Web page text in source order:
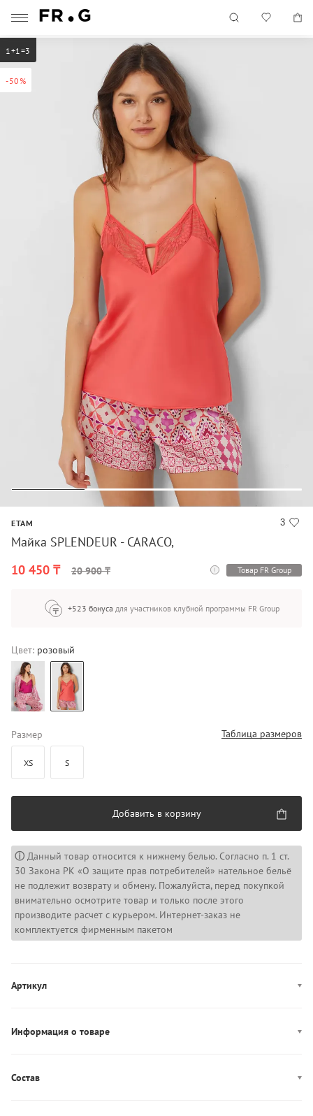
-50%
1+1=3
3
ETAM
Майка SPLENDEUR - CARACO,
10 450 ₸
20 900 ₸ Товар FR Group
+523 бонуса для участников клубной программы FR Group
Цвет: розовый
Размер Таблица размеров
XS S
Добавить в корзину
ⓘ Данный товар относится к нижнему белью. Согласно п. 1 ст.
30 Закона РК «О защите прав потребителей» нательное бельё
не подлежит возврату и обмену. Пожалуйста, перед покупкой
внимательно осмотрите товар и только после этого
производите расчет с курьером. Интернет-заказ не
комплектуется фирменным пакетом
Артикул
Информация о товаре
Состав